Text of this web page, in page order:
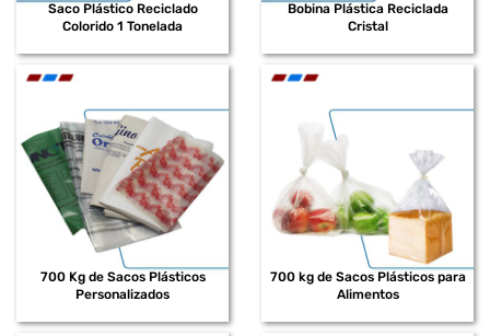
Saco Plástico Reciclado
Colorido 1 Tonelada
Bobina Plástica Reciclada
Cristal
700 Kg de Sacos Plásticos
Personalizados
700 kg de Sacos Plásticos para
Alimentos